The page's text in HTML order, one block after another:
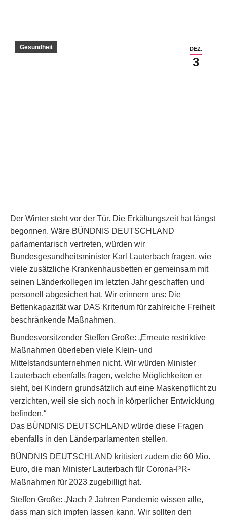
DEZ.
3
Gesundheit
Der Winter steht vor der Tür. Die Erkältungszeit hat längst
begonnen. Wäre BÜNDNIS DEUTSCHLAND
parlamentarisch vertreten, würden wir
Bundesgesundheitsminister Karl Lauterbach fragen, wie
viele zusätzliche Krankenhausbetten er gemeinsam mit
seinen Länderkollegen im letzten Jahr geschaffen und
personell abgesichert hat. Wir erinnern uns: Die
Bettenkapazität war DAS Kriterium für zahlreiche Freiheit
beschränkende Maßnahmen.
Bundesvorsitzender Steffen Große: „Erneute restriktive
Maßnahmen überleben viele Klein- und
Mittelstandsunternehmen nicht​. Wir würden Minister
Lauterbach ebenfalls fragen, welche Möglichkeiten er
sieht, bei Kindern grundsätzlich auf eine Maskenpflicht zu
verzichten, weil sie sich noch in körperlicher Entwicklung
befinden.“
Das BÜNDNIS DEUTSCHLAND würde diese Fragen
ebenfalls in den Länderparlamenten stellen.
BÜNDNIS DEUTSCHLAND kritisiert zudem die 60 Mio.
Euro, die man Minister Lauterbach für Corona-PR-
Maßnahmen für 2023 zugebilligt hat.
Steffen Große: „Nach 2 Jahren Pandemie wissen alle,
dass man sich impfen lassen kann. Wir sollten den